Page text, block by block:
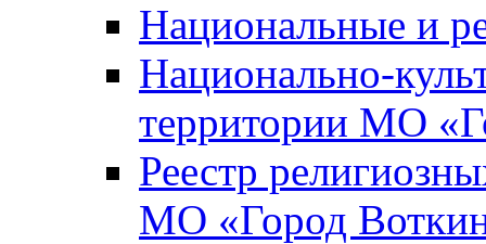
Национальные и
Национально-
территории МО
Реестр
МО «Город